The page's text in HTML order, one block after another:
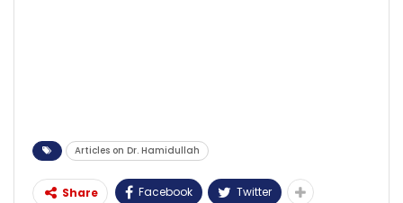
Articles on Dr. Hamidullah
Share Facebook Twitter